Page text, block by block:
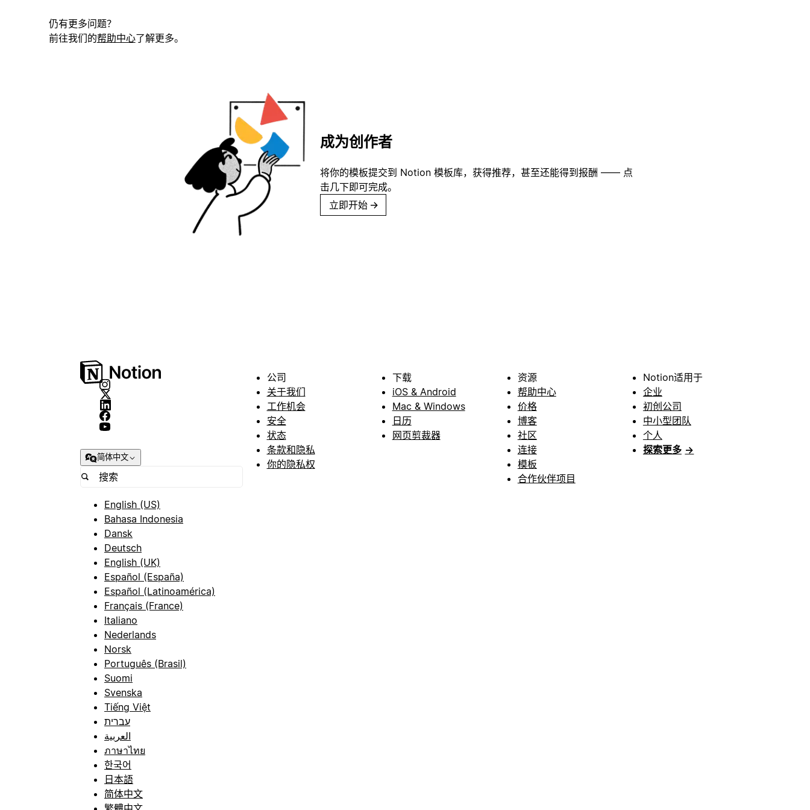
仍有更多问题？
前往我们的帮助中心了解更多。
成为创作者
将你的模板提交到 Notion 模板库，获得推荐，甚至还能得到报酬 —— 点
击几下即可完成。
立即开始 →
简体中文
English (US)
Bahasa Indonesia
Dansk
Deutsch
English (UK)
Español (España)
Español (Latinoamérica)
Français (France)
Italiano
Nederlands
Norsk
Português (Brasil)
Suomi
Svenska
Tiếng Việt
עברית
العربية
ภาษาไทย
한국어
日本語
简体中文
公司
关于我们
工作机会
安全
状态
条款和隐私
你的隐私权
下载
iOS & Android
Mac & Windows
日历
网页剪裁器
资源
帮助中心
价格
博客
社区
连接
模板
合作伙伴项目
Notion适用于
企业
初创公司
中小型团队
个人
探索更多 →